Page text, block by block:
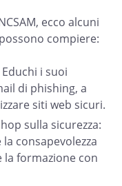
ecco alcuni
compiere:
i suoi
di phishing, a
siti web sicuri.
sulla sicurezza:
consapevolezza
formazione con